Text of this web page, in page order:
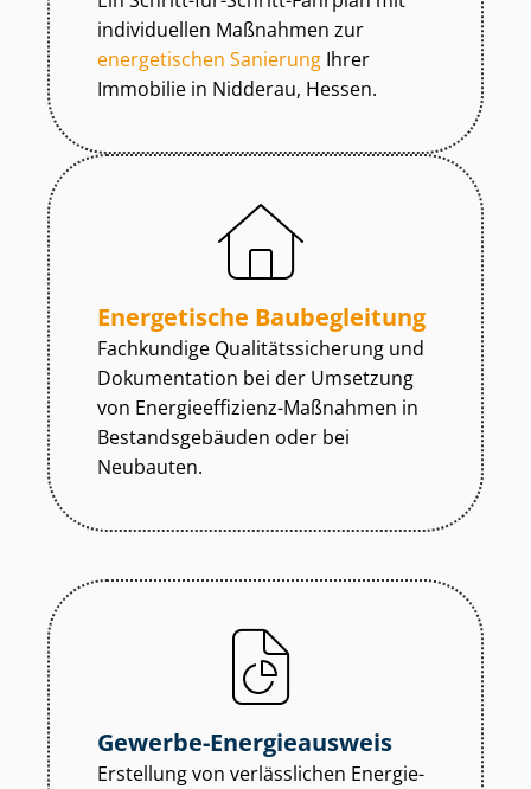
individuellen Maßnahmen zur
energetischen Sanierung Ihrer
Immobilie in Nidderau, Hessen.
Energetische Baubegleitung
Fachkundige Qua­li­täts­si­che­rung und
Dokumentation bei der Umsetzung
von En­er­gie­ef­fi­zi­enz-Maßnahmen in
Be­stands­ge­bäu­den oder bei
Neubauten.
Gewerbe-Energieausweis
Erstellung von verlässlichen En­er­gie­